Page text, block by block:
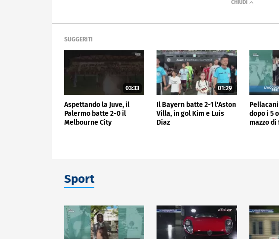
SUGGERITI
03:33
Aspettando la Juve, il
Palermo batte 2-0 il
Melbourne City
01:29
Il Bayern batte 2-1 l'Aston
Villa, in gol Kim e Luis
Diaz
dopo i 5
mazzo di
Sport